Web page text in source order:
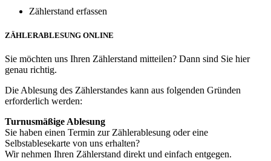
Zählerstand erfassen
ZÄHLERABLESUNG ONLINE
Sie möchten uns Ihren Zählerstand mitteilen? Dann sind Sie hier
genau richtig.
Die Ablesung des Zählerstandes kann aus folgenden Gründen
erforderlich werden:
Turnusmäßige Ablesung
Sie haben einen Termin zur Zählerablesung oder eine
Selbstablesekarte von uns erhalten?
Wir nehmen Ihren Zählerstand direkt und einfach entgegen.